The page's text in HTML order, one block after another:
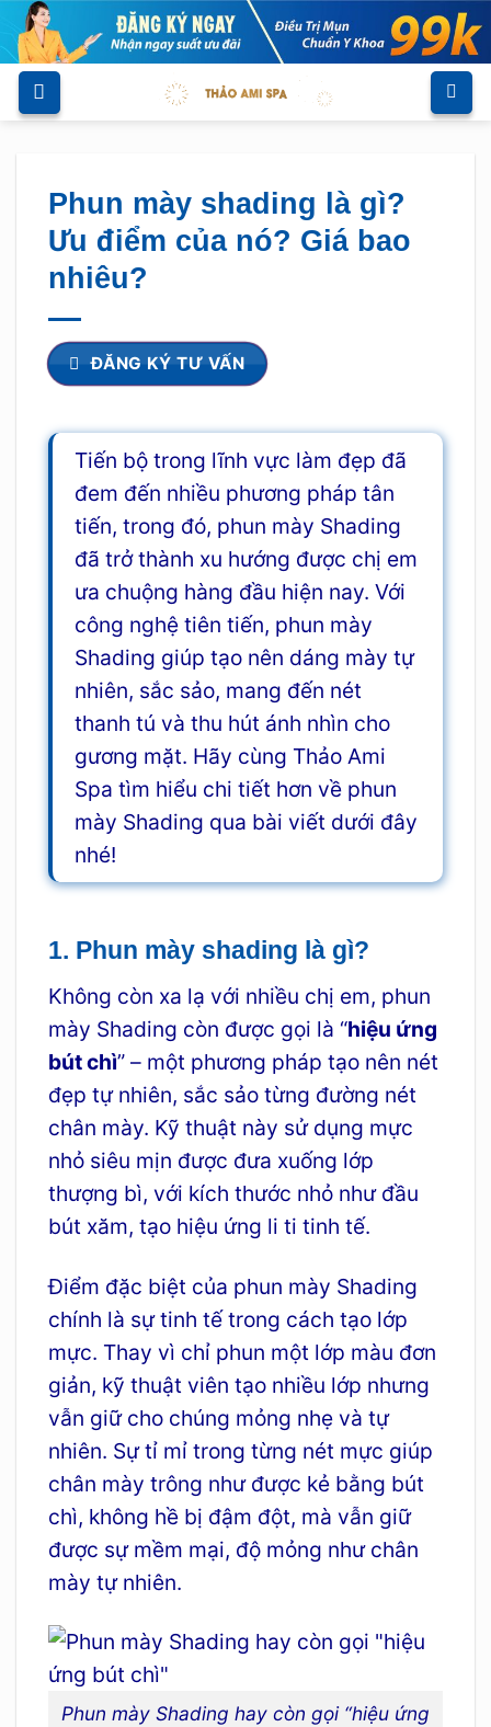
Skip
to
content
Phun mày shading là gì?
Ưu điểm của nó? Giá bao
nhiêu?
ĐĂNG KÝ TƯ VẤN
Tiến bộ trong lĩnh vực làm đẹp đã
đem đến nhiều phương pháp tân
tiến, trong đó, phun mày Shading
đã trở thành xu hướng được chị em
ưa chuộng hàng đầu hiện nay. Với
công nghệ tiên tiến, phun mày
Shading giúp tạo nên dáng mày tự
nhiên, sắc sảo, mang đến nét
thanh tú và thu hút ánh nhìn cho
gương mặt. Hãy cùng Thảo Ami
Spa tìm hiểu chi tiết hơn về phun
mày Shading qua bài viết dưới đây
nhé!
1. Phun mày shading là gì?
Không còn xa lạ với nhiều chị em, phun
mày Shading còn được gọi là “hiệu ứng
bút chì” – một phương pháp tạo nên nét
đẹp tự nhiên, sắc sảo từng đường nét
chân mày. Kỹ thuật này sử dụng mực
nhỏ siêu mịn được đưa xuống lớp
thượng bì, với kích thước nhỏ như đầu
bút xăm, tạo hiệu ứng li ti tinh tế.
Điểm đặc biệt của phun mày Shading
chính là sự tinh tế trong cách tạo lớp
mực. Thay vì chỉ phun một lớp màu đơn
giản, kỹ thuật viên tạo nhiều lớp nhưng
vẫn giữ cho chúng mỏng nhẹ và tự
nhiên. Sự tỉ mỉ trong từng nét mực giúp
chân mày trông như được kẻ bằng bút
chì, không hề bị đậm đột, mà vẫn giữ
được sự mềm mại, độ mỏng như chân
mày tự nhiên.
Phun mày Shading hay còn gọi “hiệu ứng